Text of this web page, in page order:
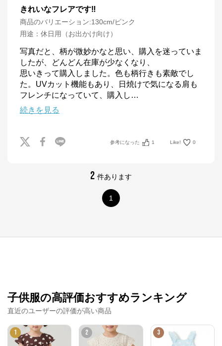
きれいなフレアです‼️
商品のバリエーション:130cm/ピンク
用途 ： 休日用（お出かけ向け）
写真だと、柄が微妙かなと思い、購入を迷っていま
したが、どんどん在庫が少なくなり、
思いきって購入しました。色も柄行きも素敵でし
た。UVカット機能もあり、日焼けで気になる肩も
フレンチになっていて、購入し …
続きを見る
参考になった 1 Like! 0
2 件あります
1
子供服の高評価おすすめランキング
直近のユーザーの評価が高い商品
1 2 3